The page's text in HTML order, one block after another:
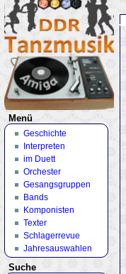
Menü
Geschichte
Interpreten
im Duett
Orchester
Gesangsgruppen
Bands
Komponisten
Texter
Schlagerrevue
Jahresauswahlen
Suche